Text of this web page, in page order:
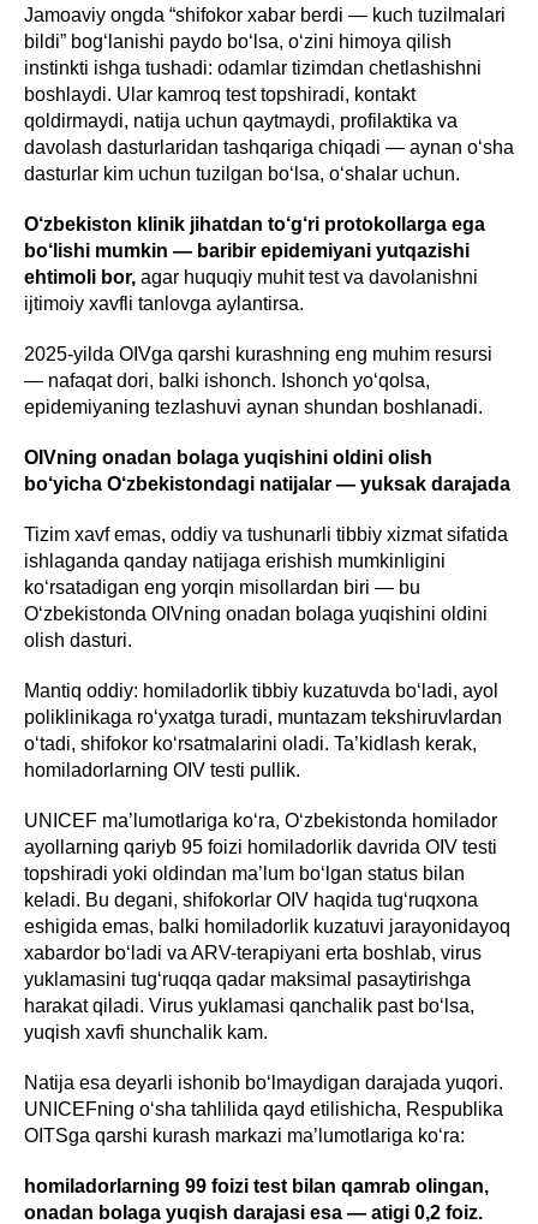
Jamoaviy ongda “shifokor xabar berdi — kuch tuzilmalari
bildi” bog‘lanishi paydo bo‘lsa, o‘zini himoya qilish
instinkti ishga tushadi: odamlar tizimdan chetlashishni
boshlaydi. Ular kamroq test topshiradi, kontakt
qoldirmaydi, natija uchun qaytmaydi, profilaktika va
davolash dasturlaridan tashqariga chiqadi — aynan o‘sha
dasturlar kim uchun tuzilgan bo‘lsa, o‘shalar uchun.
O‘zbekiston klinik jihatdan to‘g‘ri protokollarga ega
bo‘lishi mumkin — baribir epidemiyani yutqazishi
ehtimoli bor, agar huquqiy muhit test va davolanishni
ijtimoiy xavfli tanlovga aylantirsa.
2025-yilda OIVga qarshi kurashning eng muhim resursi
— nafaqat dori, balki ishonch. Ishonch yo‘qolsa,
epidemiyaning tezlashuvi aynan shundan boshlanadi.
OIVning onadan bolaga yuqishini oldini olish
bo‘yicha O‘zbekistondagi natijalar — yuksak darajada
Tizim xavf emas, oddiy va tushunarli tibbiy xizmat sifatida
ishlaganda qanday natijaga erishish mumkinligini
ko‘rsatadigan eng yorqin misollardan biri — bu
O‘zbekistonda OIVning onadan bolaga yuqishini oldini
olish dasturi.
Mantiq oddiy: homiladorlik tibbiy kuzatuvda bo‘ladi, ayol
poliklinikaga ro‘yxatga turadi, muntazam tekshiruvlardan
o‘tadi, shifokor ko‘rsatmalarini oladi. Ta’kidlash kerak,
homiladorlarning OIV testi pullik.
UNICEF ma’lumotlariga ko‘ra, O‘zbekistonda homilador
ayollarning qariyb 95 foizi homiladorlik davrida OIV testi
topshiradi yoki oldindan ma’lum bo‘lgan status bilan
keladi. Bu degani, shifokorlar OIV haqida tug‘ruqxona
eshigida emas, balki homiladorlik kuzatuvi jarayonidayoq
xabardor bo‘ladi va ARV-terapiyani erta boshlab, virus
yuklamasini tug‘ruqqa qadar maksimal pasaytirishga
harakat qiladi. Virus yuklamasi qanchalik past bo‘lsa,
yuqish xavfi shunchalik kam.
Natija esa deyarli ishonib bo‘lmaydigan darajada yuqori.
UNICEFning o‘sha tahlilida qayd etilishicha, Respublika
OITSga qarshi kurash markazi ma’lumotlariga ko‘ra:
homiladorlarning 99 foizi test bilan qamrab olingan,
onadan bolaga yuqish darajasi esa — atigi 0,2 foiz.